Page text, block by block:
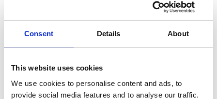
Consent Details About
This website uses cookies
We use cookies to personalise content and ads, to
provide social media features and to analyse our traffic.
Anete Vesere